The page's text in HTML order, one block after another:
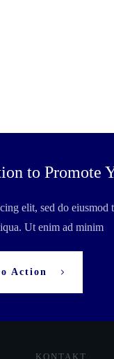
to Promote
elit, sed do
Ut enim ad minim
Action
KONTAKT